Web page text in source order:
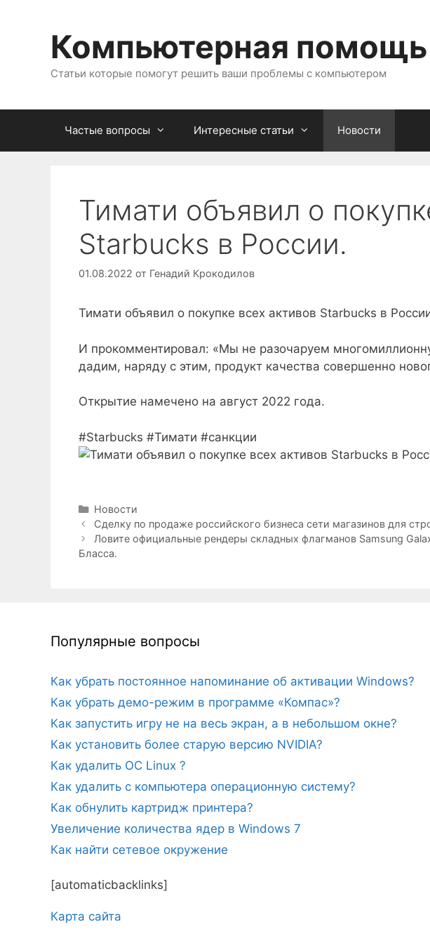
содержимомуКомпьютерная помощь
Статьи которые помогут решить ваши проблемы с компьютером
Частые вопросы Интересные статьи Новости
Тимати объявил о
Starbucks в России.
01.08.2022 от Генадий Крокодилов
Тимати объявил о покупке всех активов Starbucks в
И прокомментировал: «Мы не разочаруем
дадим, наряду с этим, продукт качества совершенно
Открытие намечено на август 2022 года.
#Starbucks #Тимати #санкции
Рубрики
Новости
Сделку по продаже российского бизнеса сети магазинов для
Ловите официальные рендеры складных флагманов Samsung
Бласса.
Популярные вопросы
Как убрать постоянное напоминание об активации Windows?
Как убрать демо-режим в программе «Компас»?
Как запустить игру не на весь экран, а в небольшом окне?
Как установить более старую версию NVIDIA?
Как удалить ОС Linux ?
Как удалить с компьютера операционную систему?
Как обнулить картридж принтера?
Увеличение количества ядер в Windows 7
Как найти сетевое окружение
[automaticbacklinks]
Карта сайтa